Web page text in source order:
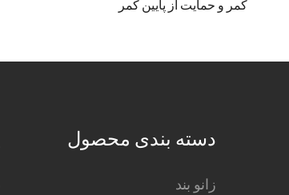
کمر و حمایت از پایین کمر
دسته بندی محصول
زانو بند